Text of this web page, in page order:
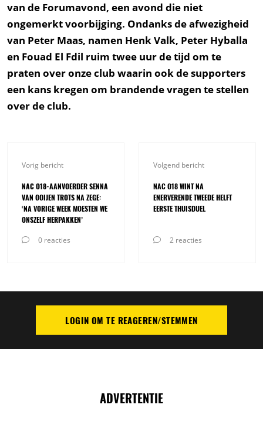
van de Forumavond, een avond die niet
ongemerkt voorbijging. Ondanks de afwezigheid
van Peter Maas, namen Henk Valk, Peter Hyballa
en Fouad El Fdil ruim twee uur de tijd om te
praten over onze club waarin ook de supporters
een kans kregen om brandende vragen te stellen
over de club.
Vorig bericht
NAC O18-AANVOERDER SENNA
VAN OOIJEN TROTS NA ZEGE:
‘NA VORIGE WEEK MOESTEN WE
ONSZELF HERPAKKEN’
0 reacties
Volgend bericht
NAC O18 WINT NA
ENERVERENDE TWEEDE HELFT
EERSTE THUISDUEL
2 reacties
PLAATS REACTIELOGIN OM TE REAGEREN/STEMMEN
ADVERTENTIE